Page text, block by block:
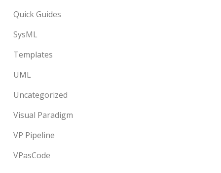
Quick Guides
SysML
Templates
UML
Uncategorized
Visual Paradigm
VP Pipeline
VPasCode